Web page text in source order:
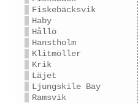
Fiskebäcksvik
Haby
Hållö
Hanstholm
Klitmöller
Krik
Läjet
Ljungskile Bay
Ramsvik